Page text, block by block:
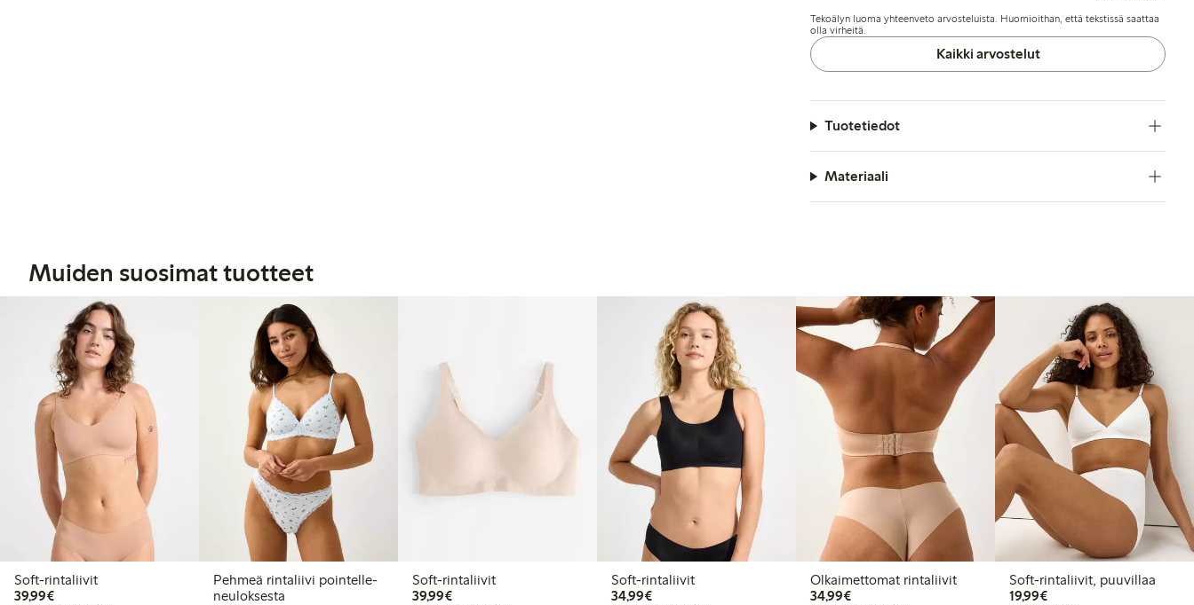
kevyeksi tukikehysten ja toppauksen puuttumisen vuoksi.
Tekoälyn luoma yhteenveto arvosteluista. Huomioithan, että tekstissä saattaa
olla virheitä.
Kaikki arvostelut
Tuotetiedot
Materiaali
Muiden suosimat tuotteet
Soft-rintaliivit
39,99€39,99 €
Pehmeä rintaliivi pointelle-
neuloksesta
Soft-rintaliivit
39,99€39,99 €
Soft-rintaliivit
34,99€34,99 €
Olkaimettomat rintaliivit
34,99€34,99 €
Soft-rintaliivit, puuvillaa
19,99€19,99 €